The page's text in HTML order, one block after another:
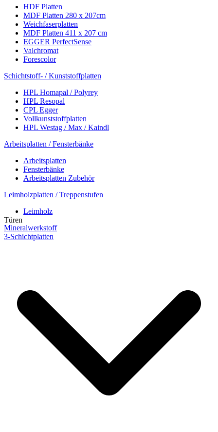
HDF Platten
MDF Platten 280 x 207cm
Weichfaserplatten
MDF Platten 411 x 207 cm
EGGER PerfectSense
Valchromat
Forescolor
Schichtstoff- / Kunststoffplatten
HPL Homapal / Polyrey
HPL Resopal
CPL Egger
Vollkunststoffplatten
HPL Westag / Max / Kaindl
Arbeitsplatten / Fensterbänke
Arbeitsplatten
Fensterbänke
Arbeitsplatten Zubehör
Leimholzplatten / Treppenstufen
Leimholz
Mineralwerkstoff
3-Schichtplatten
Türen